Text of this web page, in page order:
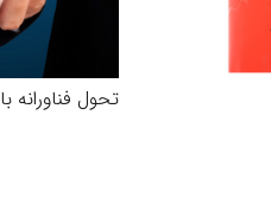
تحول فناورانه با ۳آی